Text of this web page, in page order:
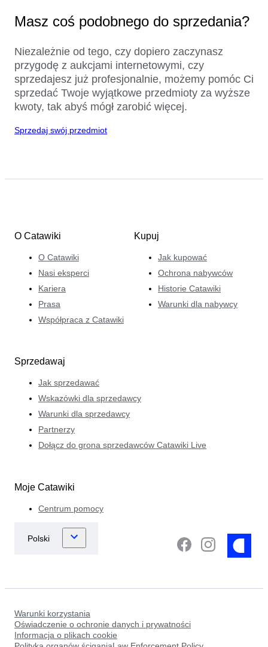
Masz coś podobnego do sprzedania?
Niezależnie od tego, czy dopiero zaczynasz
przygodę z aukcjami internetowymi, czy
sprzedajesz już profesjonalnie, możemy pomóc Ci
sprzedać Twoje wyjątkowe przedmioty za wyższe
kwoty, tak abyś mógł zarobić więcej.
Sprzedaj swój przedmiot
O Catawiki
O Catawiki
Nasi eksperci
Kariera
Prasa
Współpraca z Catawiki
Kupuj
Jak kupować
Ochrona nabywców
Historie Catawiki
Warunki dla nabywcy
Sprzedawaj
Jak sprzedawać
Wskazówki dla sprzedawcy
Warunki dla sprzedawcy
Partnerzy
Dołącz do grona sprzedawców Catawiki Live
Moje Catawiki
Centrum pomocy
Warunki korzystania
Oświadczenie o ochronie danych i prywatności
Informacja o plikach cookie